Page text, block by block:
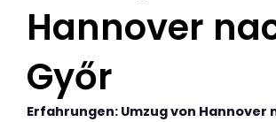
Hannover
Győr
Erfahrungen: Umzug von Hannover